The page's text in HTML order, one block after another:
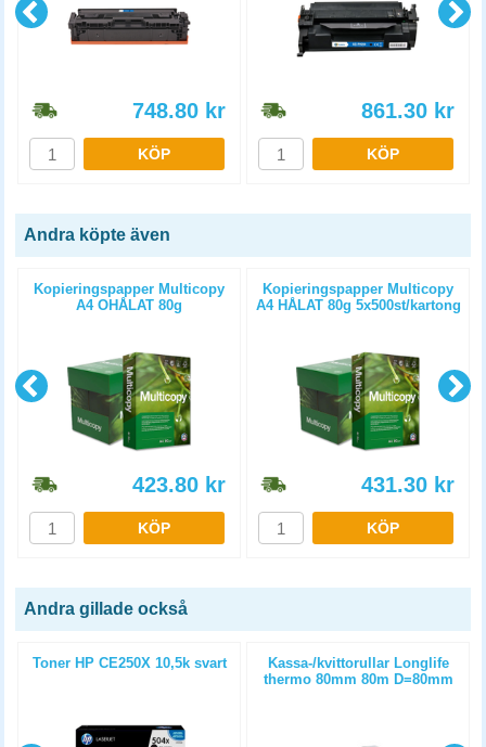
748.80 kr
KÖP
861.30 kr
KÖP
Andra köpte även
Kopieringspapper Multicopy
A4 OHÅLAT 80g
423.80 kr
KÖP
Kopieringspapper Multicopy
A4 HÅLAT 80g 5x500st/kartong
431.30 kr
KÖP
Andra gillade också
Toner HP CE250X 10,5k svart
Kassa-/kvittorullar Longlife
thermo 80mm 80m D=80mm